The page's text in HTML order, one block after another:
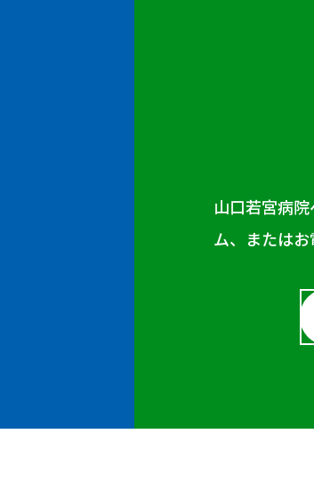
山口若宮病
ム、またはお